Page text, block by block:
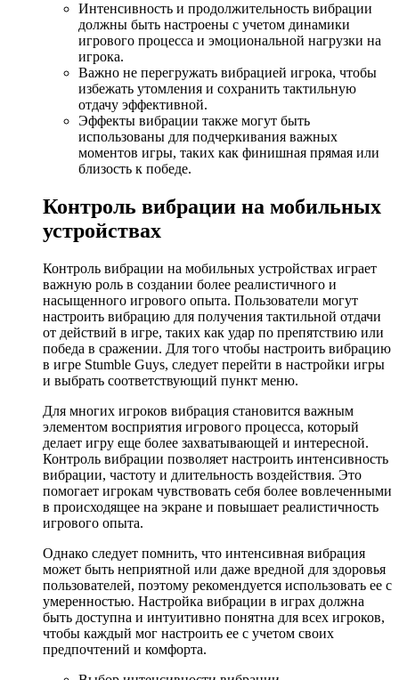
Интенсивность и продолжительность вибрации
должны быть настроены с учетом динамики
игрового процесса и эмоциональной нагрузки на
игрока.
Важно не перегружать вибрацией игрока, чтобы
избежать утомления и сохранить тактильную
отдачу эффективной.
Эффекты вибрации также могут быть
использованы для подчеркивания важных
моментов игры, таких как финишная прямая или
близость к победе.
Контроль вибрации на мобильных
устройствах
Контроль вибрации на мобильных устройствах играет
важную роль в создании более реалистичного и
насыщенного игрового опыта. Пользователи могут
настроить вибрацию для получения тактильной отдачи
от действий в игре, таких как удар по препятствию или
победа в сражении. Для того чтобы настроить вибрацию
в игре Stumble Guys, следует перейти в настройки игры
и выбрать соответствующий пункт меню.
Для многих игроков вибрация становится важным
элементом восприятия игрового процесса, который
делает игру еще более захватывающей и интересной.
Контроль вибрации позволяет настроить интенсивность
вибрации, частоту и длительность воздействия. Это
помогает игрокам чувствовать себя более вовлеченными
в происходящее на экране и повышает реалистичность
игрового опыта.
Однако следует помнить, что интенсивная вибрация
может быть неприятной или даже вредной для здоровья
пользователей, поэтому рекомендуется использовать ее с
умеренностью. Настройка вибрации в играх должна
быть доступна и интуитивно понятна для всех игроков,
чтобы каждый мог настроить ее с учетом своих
предпочтений и комфорта.